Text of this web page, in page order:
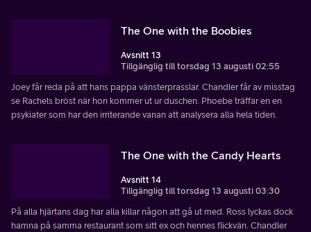
The One with the Boobies
Avsnitt 13
Tillgänglig till torsdag 13 augusti 02:55
Joey får reda på att hans pappa vänsterprasslar. Chandler får av misstag
se Rachels bröst när hon kommer ut ur duschen. Phoebe träffar en en
psykiater som har den irriterande vanan att analysera alla hela tiden.
The One with the Candy Hearts
Avsnitt 14
Tillgänglig till torsdag 13 augusti 03:30
På alla hjärtans dag har alla killar någon att gå ut med. Ross lyckas dock
hamna på samma restaurant som sitt ex och hennes flickvän. Chandler